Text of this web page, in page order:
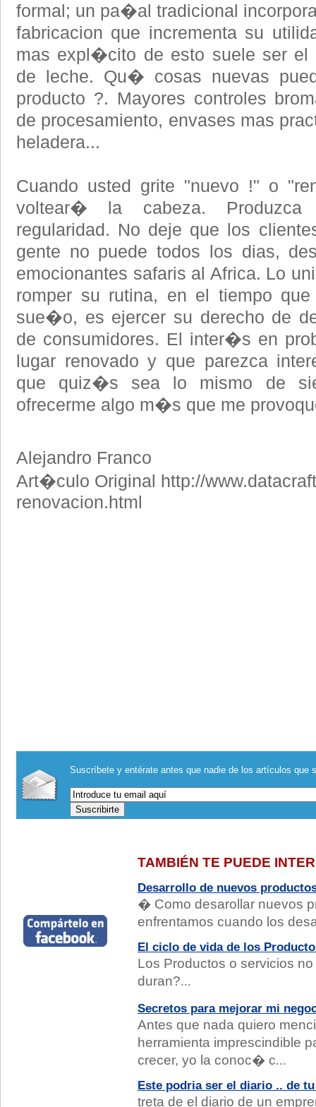
formal; un pa�al tradicional
fabricacion que incrementa su
mas expl�cito de esto suele ser el
de leche. Qu� cosas nuevas
producto ?. Mayores controles
de procesamiento, envases mas
heladera...
Cuando usted grite "nuevo !" o
voltear� la cabeza. Produzca
regularidad. No deje que los
gente no puede todos los dias,
emocionantes safaris al Africa. Lo
romper su rutina, en el tiempo
sue�o, es ejercer su derecho de
de consumidores. El inter�s en
lugar renovado y que parezca
que quiz�s sea lo mismo de
ofrecerme algo m�s que me
Alejandro Franco
Art�culo Original http://
renovacion.html
Suscríbete y entérate antes que nadie de los artículos que
TAMBIÉN TE PUEDE
Desarrollo de nuevos
� Como desarollar nuevos
enfrentamos cuando los
El ciclo de vida de los
Los Productos o servicios
duran?...
Secretos para mejorar mi
Antes que nada quiero
herramienta imprescindible
crecer, yo la conoc� c...
Este podria ser el diario .. de
treta de el diario de un